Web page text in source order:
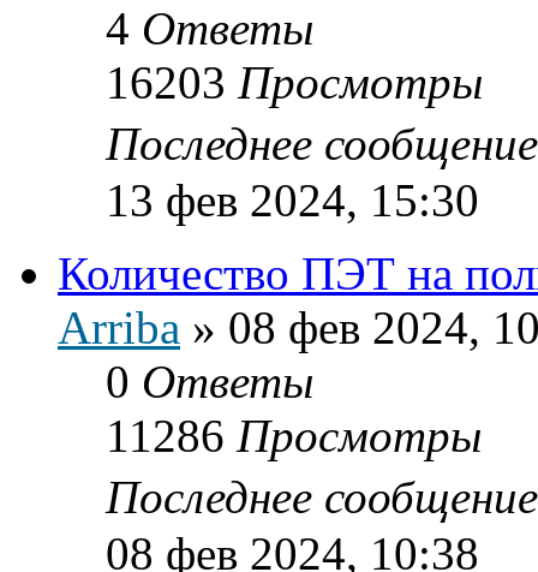
4 Ответы
16203 Просмотры
Последнее
13 фев 2024, 15:30
Количество ПЭТ на
Arriba » 08 фев 2024,
0 Ответы
11286 Просмотры
Последнее
08 фев 2024, 10:38